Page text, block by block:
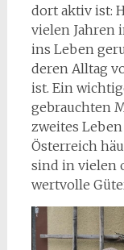
dort aktiv ist:
vielen Jahren
ins Leben
deren Alltag
ist. Ein
gebrauchten
zweites
Österreich
sind in vielen
wertvolle